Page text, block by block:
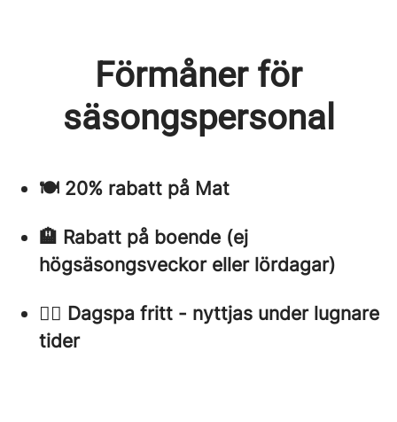
Förmåner för
säsongspersonal
🍽 20% rabatt på Mat
🏨 Rabatt på boende (ej
högsäsongsveckor eller lördagar)
🧖‍♀️ Dagspa fritt - nyttjas under lugnare
tider